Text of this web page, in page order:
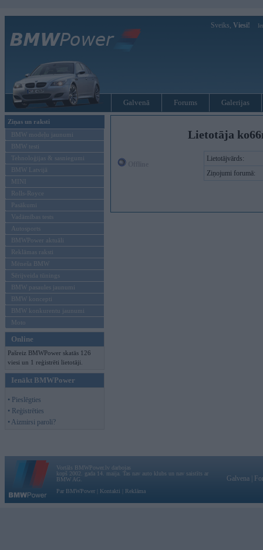
Sveiks, Viesi!
Galvenā Forums Galerijas
Ziņas un raksti
BMW modeļu jaunumi
BMW testi
Tehnoloģijas & sasniegumi
BMW Latvijā
MINI
Rolls-Royce
Pasākumi
Vadāmības tests
Autosports
BMWPower aktuāli
Reklāmas raksti
Mēneša BMW
Sērijveida tūnings
BMW pasaules jaunumi
BMW koncepti
BMW konkurentu jaunumi
Moto
Online
Pašreiz BMWPower skatās 126
viesi un 1 reģistrēti lietotāji.
Ienākt BMWPower
• Pieslēgties
• Reģistrēties
• Aizmirsi paroli?
Lietotāja
Lietotājvārds:
Ziņojumi forumā:
Vortāls BMWPower.lv darbojas
kopš 2002. gada 14. maija. Tas nav auto klubs un nav saistīts ar
BMW AG.
Par BMWPower
Kontakti Reklāma
Galvena